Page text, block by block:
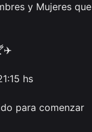
y Mujeres que
hs
para comenzar